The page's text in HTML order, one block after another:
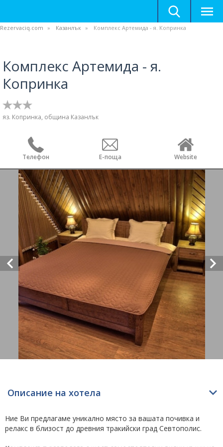
Rezervaciq.com Казанлък Комплекс Артемида - я. Копринка
Комплекс Артемида - я.
Копринка
яз. Копринка, община Казанлък
Телефон Е-поща Website
Описание на хотела
Ние Ви предлагаме уникално място за вашата почивка и
релакс в близост до древния тракийски град Севтополис.